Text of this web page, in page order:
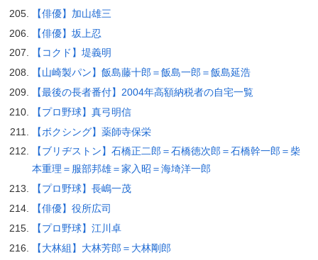
【俳優】加山雄三
【俳優】坂上忍
【コクド】堤義明
【山崎製パン】飯島藤十郎＝飯島一郎＝飯島延浩
【最後の長者番付】2004年高額納税者の自宅一覧
【プロ野球】真弓明信
【ボクシング】薬師寺保栄
【ブリヂストン】石橋正二郎＝石橋徳次郎＝石橋幹一郎＝柴
本重理＝服部邦雄＝家入昭＝海埼洋一郎
【プロ野球】長嶋一茂
【俳優】役所広司
【プロ野球】江川卓
【大林組】大林芳郎＝大林剛郎